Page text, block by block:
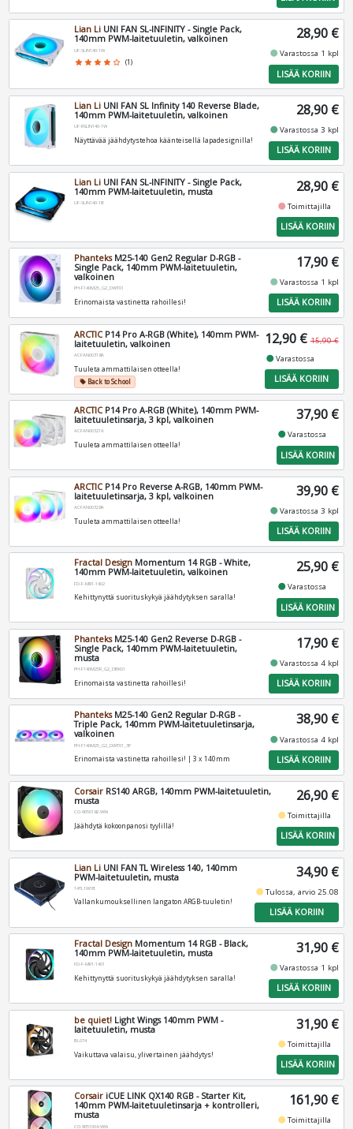
Lian Li UNI FAN SL-INFINITY - Single Pack,
140mm PWM-laitetuuletin, valkoinen
UF-SLIN140-1W
star star star star star_border (1)
28,90 €
fiber_manual_recordVarastossa 1 kpl
LISÄÄ KORIIN
Lian Li UNI FAN SL Infinity 140 Reverse Blade,
140mm PWM-laitetuuletin, valkoinen
UF-RSLIN140-1W
Näyttävää jäähdytystehoa käänteisellä lapadesignilla!
28,90 €
fiber_manual_recordVarastossa 3 kpl
LISÄÄ KORIIN
Lian Li UNI FAN SL-INFINITY - Single Pack,
140mm PWM-laitetuuletin, musta
UF-SLIN140-1B
28,90 €
fiber_manual_recordToimittajilla
LISÄÄ KORIIN
PhanteksM25-140 Gen2 Regular D-RGB -
Single Pack, 140mm PWM-laitetuuletin,
valkoinen
PH-F140M25_G2_DWT01
Erinomaista vastinetta rahoillesi!
17,90 €
fiber_manual_recordVarastossa 1 kpl
LISÄÄ KORIIN
ARCTICP14 Pro A-RGB (White), 140mm PWM-
laitetuuletin, valkoinen
ACFAN00318A
Tuuleta ammattilaisen otteella!
local_offerBack to School
12,90 € 15,90 €
fiber_manual_recordVarastossa
LISÄÄ KORIIN
ARCTICP14 Pro A-RGB (White), 140mm PWM-
laitetuuletinsarja, 3 kpl, valkoinen
ACFAN00321A
Tuuleta ammattilaisen otteella!
37,90 €
fiber_manual_recordVarastossa
LISÄÄ KORIIN
ARCTICP14 Pro Reverse A-RGB, 140mm PWM-
laitetuuletinsarja, 3 kpl, valkoinen
ACFAN00328A
Tuuleta ammattilaisen otteella!
39,90 €
fiber_manual_recordVarastossa 3 kpl
LISÄÄ KORIIN
Fractal Design Momentum 14 RGB - White,
140mm PWM-laitetuuletin, valkoinen
FD-F-MR1-1402
Kehittynyttä suorituskykyä jäähdytyksen saralla!
25,90 €
fiber_manual_recordVarastossa
LISÄÄ KORIIN
PhanteksM25-140 Gen2 Reverse D-RGB -
Single Pack, 140mm PWM-laitetuuletin,
musta
PH-F140M25R_G2_DBK01
Erinomaista vastinetta rahoillesi!
17,90 €
fiber_manual_recordVarastossa 4 kpl
LISÄÄ KORIIN
PhanteksM25-140 Gen2 Regular D-RGB -
Triple Pack, 140mm PWM-laitetuuletinsarja,
valkoinen
PH-F140M25_G2_DWT01_3P
Erinomaista vastinetta rahoillesi! | 3 x 140mm
38,90 €
fiber_manual_recordVarastossa 4 kpl
LISÄÄ KORIIN
Corsair RS140 ARGB, 140mm PWM-laitetuuletin,
musta
CO-9050182-WW
Jäähdytä kokoonpanosi tyylillä!
26,90 €
fiber_manual_recordToimittajilla
LISÄÄ KORIIN
Lian Li UNI FAN TL Wireless 140, 140mm
PWM-laitetuuletin, musta
14TL1W1B
Vallankumouksellinen langaton ARGB-tuuletin!
34,90 €
fiber_manual_recordTulossa, arvio 25.08
LISÄÄ KORIIN
Fractal Design Momentum 14 RGB - Black,
140mm PWM-laitetuuletin, musta
FD-F-MR1-1401
Kehittynyttä suorituskykyä jäähdytyksen saralla!
31,90 €
fiber_manual_recordVarastossa 1 kpl
LISÄÄ KORIIN
be quiet! Light Wings 140mm PWM -
laitetuuletin, musta
BL074
Vaikuttava valaisu, ylivertainen jäähdytys!
31,90 €
fiber_manual_recordToimittajilla
LISÄÄ KORIIN
Corsair iCUE LINK QX140 RGB - Starter Kit,
140mm PWM-laitetuuletinsarja + kontrolleri,
musta
CO-9051004-WW
161,90 €
fiber_manual_recordToimittajilla